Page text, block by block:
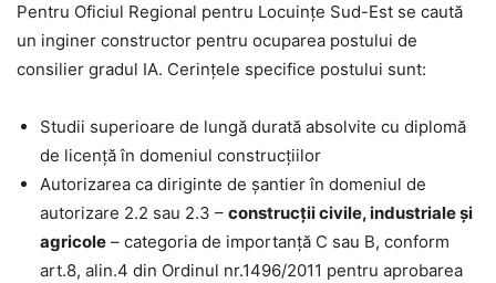
Pentru Oficiul Regional pentru Locuințe Sud-Est se caută
un inginer constructor pentru ocuparea postului de
consilier gradul IA. Cerințele specifice postului sunt:
Studii superioare de lungă durată absolvite cu diplomă
de licență în domeniul construcțiilor
Autorizarea ca diriginte de şantier în domeniul de
autorizare 2.2 sau 2.3 – construcţii civile, industriale şi
agricole – categoria de importanţă C sau B, conform
art.8, alin.4 din Ordinul nr.1496/2011 pentru aprobarea